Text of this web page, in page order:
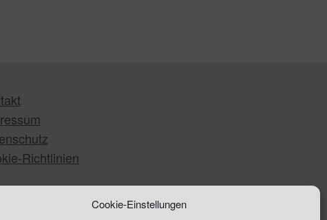
Cookie-Einstellungen
Richtlinien